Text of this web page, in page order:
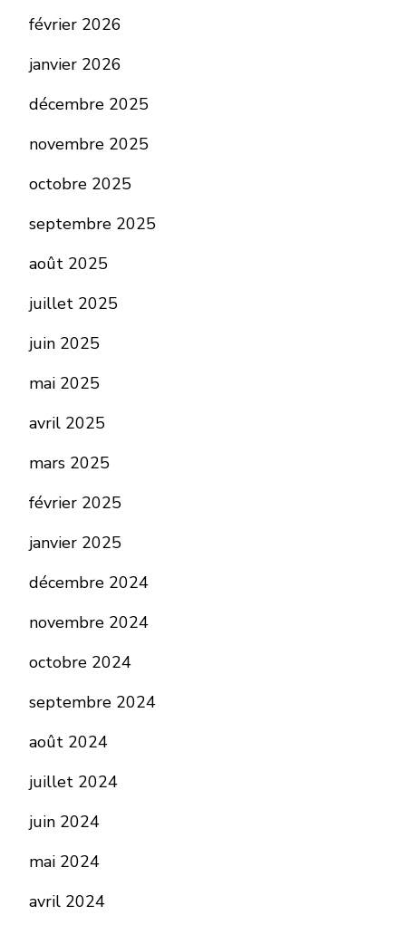
février 2026
janvier 2026
décembre 2025
novembre 2025
octobre 2025
septembre 2025
août 2025
juillet 2025
juin 2025
mai 2025
avril 2025
mars 2025
février 2025
janvier 2025
décembre 2024
novembre 2024
octobre 2024
septembre 2024
août 2024
juillet 2024
juin 2024
mai 2024
avril 2024